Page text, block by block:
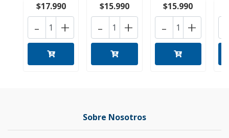
$17.990
+
-
$15.990
+
-
$15.990
+
-
Sobre Nosotros